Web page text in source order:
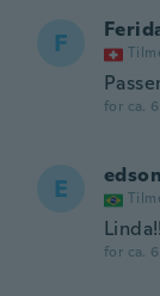
F
for ca.
E edson
for ca.